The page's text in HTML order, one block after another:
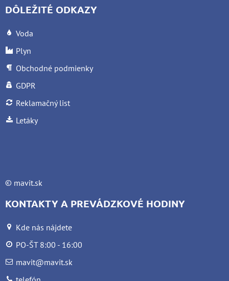
DÔLEŽITÉ ODKAZY
Voda
Plyn
Obchodné podmienky
GDPR
Reklamačný list
Letáky
© mavit.sk
KONTAKTY A PREVÁDZKOVÉ HODINY
Kde nás nájdete
PO-ŠT 8:00 - 16:00
mavit@mavit.sk